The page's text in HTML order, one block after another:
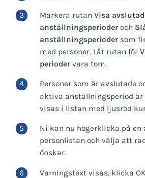
Markera rutan Visa
anställningsperioderoch
anställningsperiodersom
med personer. Låt rutan för
perioder vara tom.
Personer som är avslutade
aktiva anställningsperiod är
visas i listan med ljusröd
Ni kan nu högerklicka på en
personlistan och välja att
önskar.
Varningstext visas, klicka